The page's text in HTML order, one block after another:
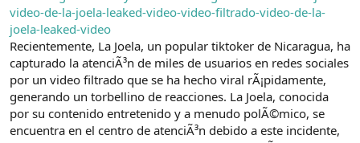
video-de-la-joela-leaked-video-video-filtrado-video-de-la-
joela-leaked-video
Recientemente, La Joela, un popular tiktoker de Nicaragua, ha
capturado la atenciÃ³n de miles de usuarios en redes sociales
por un video filtrado que se ha hecho viral rÃ¡pidamente,
generando un torbellino de reacciones. La Joela, conocida
por su contenido entretenido y a menudo polÃ©mico, se
encuentra en el centro de atenciÃ³n debido a este incidente,